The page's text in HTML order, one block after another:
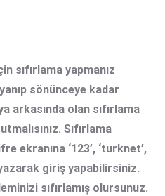
sıfırlama yapmanız
sönünceye kadar
arkasında olan sıfırlama
Sıfırlama
ekranına ‘123’, ‘turknet’,
giriş yapabilirsiniz.
sıfırlamış olursunuz.